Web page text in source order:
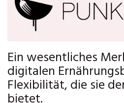
Ein wesentliches
digitalen
Flexibilität, die sie